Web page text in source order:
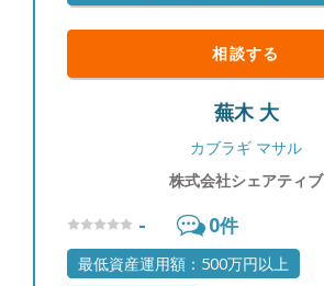
相談する
蕪木 大
カブラギ マサル
株式会社シェアティブ
- 0件
最低資産運用額：500万円以上